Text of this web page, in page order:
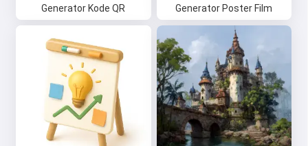
Generator Kode QR Generator Poster Film